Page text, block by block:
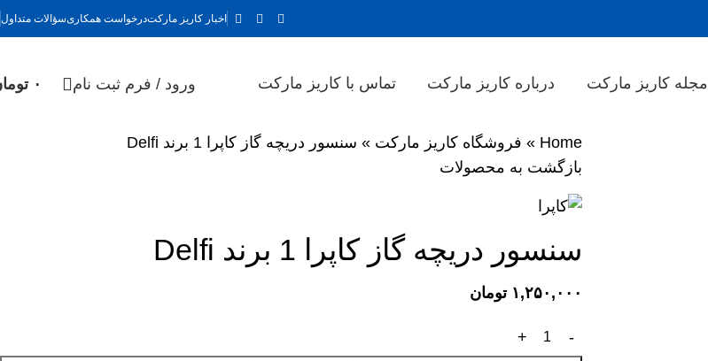
اخبار کاریز مارکتدرخواست همکاریسؤالات متداول
مجله کاریز مارکت درباره کاریز مارکت تماس با کاریز مارکت ورود / فرم ثبت نام ۰
Home
» فروشگاه کاریز مارکت » سنسور دریچه گاز کاپرا 1 برند Delfi
بازگشت به محصولات
سنسور دریچه گاز کاپرا 1 برند Delfi
۱,۲۵۰,۰۰۰ تومان